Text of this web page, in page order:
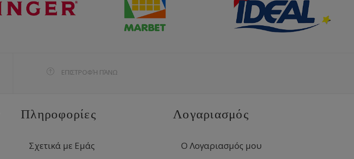
ΕΠΙΣΤΡΟΦΉ ΠΆΝΩ
Πληροφορίες
Σχετικά με Εμάς
Λογαριασμός
Ο Λογαριασμός μου